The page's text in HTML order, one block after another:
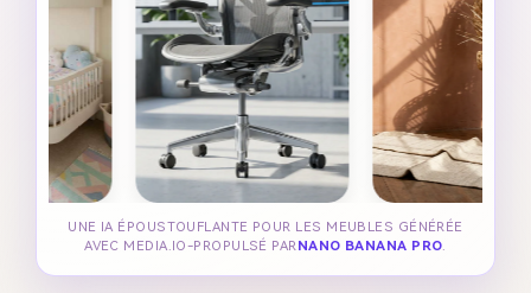
UNE IA ÉPOUSTOUFLANTE POUR LES MEUBLES GÉNÉRÉE
AVEC MEDIA.IO-PROPULSÉ PAR NANO BANANA PRO.